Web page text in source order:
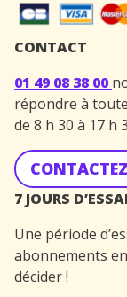
CONTACT
01 49 08 38 00
répondre à
de 8 h 30 à 17 h
7 JOURS
Une période
abonnements
décider !